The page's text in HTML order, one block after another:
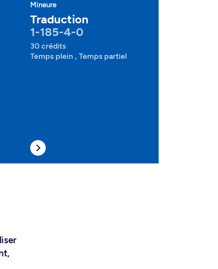
Mineure
Traduction
1-185-4-0
30 crédits
Temps plein , Temps partiel